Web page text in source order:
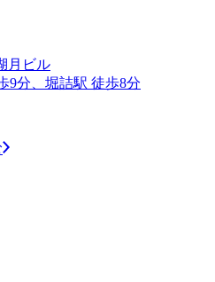
月ビル
9分、堀詰駅 徒歩8分